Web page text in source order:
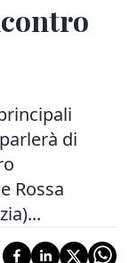
di
Rossa